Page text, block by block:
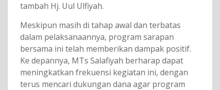
tambah Hj. Uul Ulfiyah.
Meskipun masih di tahap awal dan terbatas
dalam pelaksanaannya, program sarapan
bersama ini telah memberikan dampak positif.
Ke depannya, MTs Salafiyah berharap dapat
meningkatkan frekuensi kegiatan ini, dengan
terus mencari dukungan dana agar program